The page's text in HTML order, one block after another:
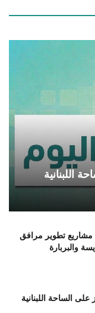
مشاريع تطوير مرافق
والبربارة